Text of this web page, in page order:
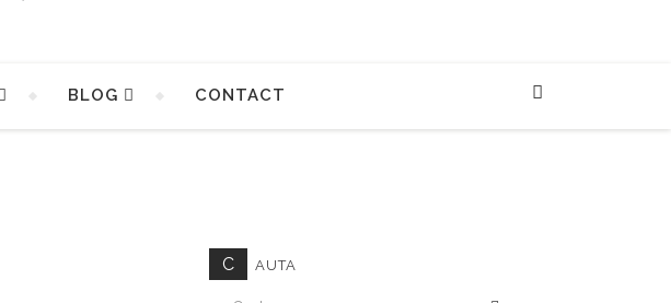
BLOG CONTACT
C AUTA